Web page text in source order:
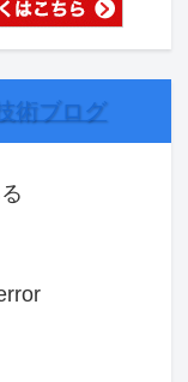
術ブログ